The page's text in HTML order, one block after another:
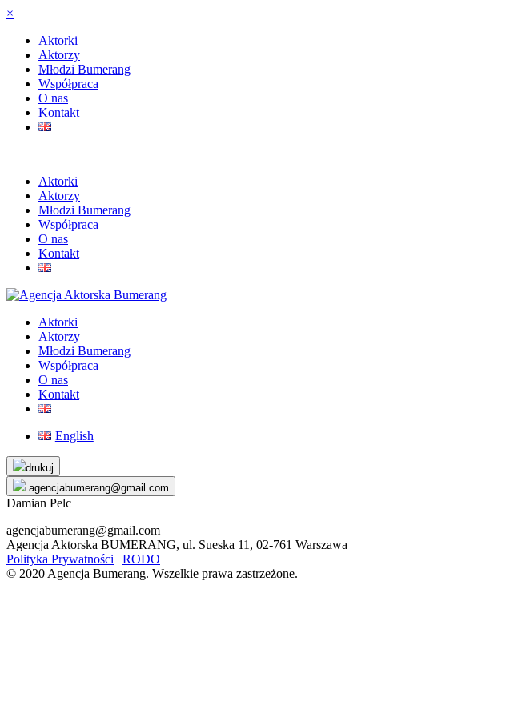
×
Aktorki
Aktorzy
Młodzi Bumerang
Współpraca
O nas
Kontakt
Aktorki
Aktorzy
Młodzi Bumerang
Współpraca
O nas
Kontakt
Aktorki
Aktorzy
Młodzi Bumerang
Współpraca
O nas
Kontakt
English
Skip
to
content
drukuj
agencjabumerang@gmail.com
Damian Pelc
agencjabumerang@gmail.com
Agencja Aktorska BUMERANG, ul. Sueska 11, 02-761 Warszawa
Polityka Prywatności | RODO
© 2020 Agencja Bumerang. Wszelkie prawa zastrzeżone.